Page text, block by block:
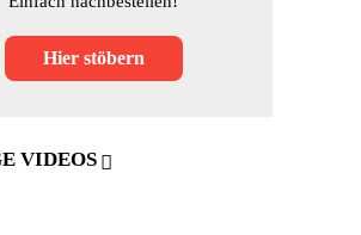
Hier stöbern
VIDEOS